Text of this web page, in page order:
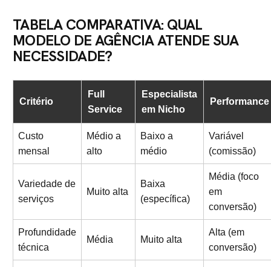
TABELA COMPARATIVA: QUAL
MODELO DE AGÊNCIA ATENDE SUA
NECESSIDADE?
Critério
Full
Service
Especialista
em Nicho
Performance
Custo
mensal
Médio a
alto
Baixo a
médio
Variável
(comissão)
Variedade de
serviços
Muito alta
Baixa
(específica)
Média (foco
em
conversão)
Profundidade
técnica
Média Muito alta
Alta (em
conversão)